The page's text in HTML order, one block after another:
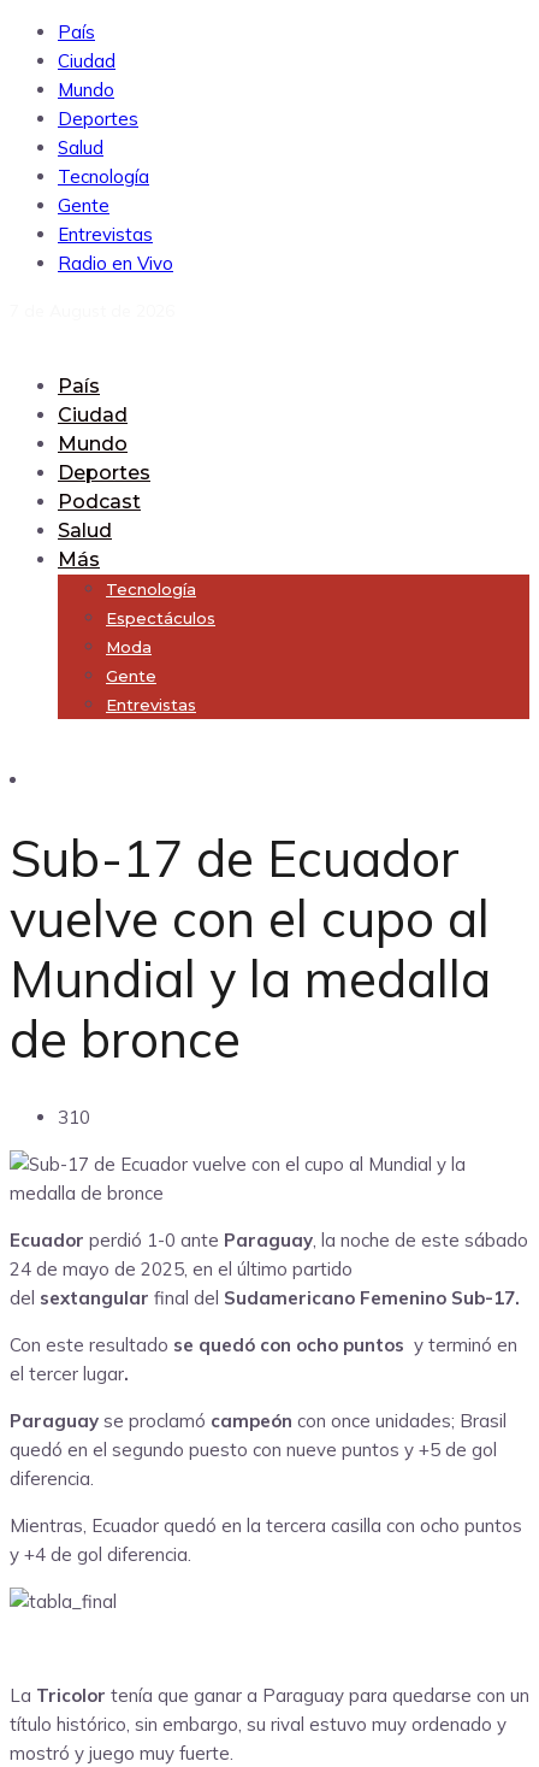
País
Ciudad
Mundo
Deportes
Salud
Tecnología
Gente
Entrevistas
Radio en Vivo
País
Ciudad
Mundo
Deportes
Podcast
Salud
Más
Tecnología
Espectáculos
Moda
Gente
Entrevistas
Sub-17 de Ecuador
vuelve con el cupo al
Mundial y la medalla
de bronce
310
Ecuador perdió 1-0 ante Paraguay, la noche de este sábado
24 de mayo de 2025, en el último partido
del sextangular final del Sudamericano Femenino Sub-17.
Con este resultado se quedó con ocho puntos y terminó en
el tercer lugar.
Paraguay se proclamó campeón con once unidades; Brasil
quedó en el segundo puesto con nueve puntos y +5 de gol
diferencia.
Mientras, Ecuador quedó en la tercera casilla con ocho puntos
y +4 de gol diferencia.
La Tricolor tenía que ganar a Paraguay para quedarse con un
título histórico, sin embargo, su rival estuvo muy ordenado y
mostró y juego muy fuerte.